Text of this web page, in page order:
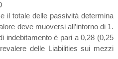
il totale delle passività determina
deve muoversi all’intorno di 1.
indebitamento è pari a 0,28 (0,25
delle Liabilities sui mezzi